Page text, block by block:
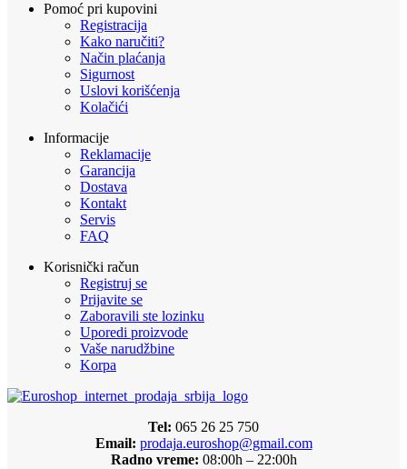
Pomoć pri kupovini
Registracija
Kako naručiti?
Način plaćanja
Sigurnost
Uslovi korišćenja
Kolačići
Informacije
Reklamacije
Garancija
Dostava
Kontakt
Servis
FAQ
Korisnički račun
Registruj se
Prijavite se
Zaboravili ste lozinku
Uporedi proizvode
Vaše narudžbine
Korpa
Tel: 065 26 25 750
Email: prodaja.euroshop@gmail.com
Radno vreme: 08:00h – 22:00h